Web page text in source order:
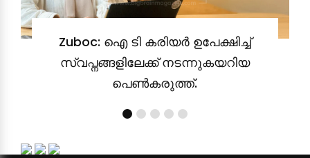
Zuboc: ഐ ടി കരിയർ ഉപേക്ഷിച്ച്
സ്വപ്നങ്ങളിലേക്ക് നടന്നുകയറിയ
പെൺകരുത്ത്.